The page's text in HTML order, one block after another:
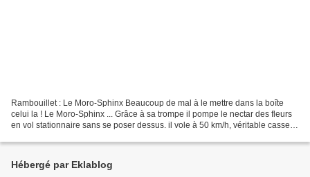
Rambouillet : Le Moro-Sphinx Beaucoup de mal à le mettre dans la boîte
celui la ! Le Moro-Sphinx ... Grâce à sa trompe il pompe le nectar des fleurs
en vol stationnaire sans se poser dessus. il vole à 50 km/h, véritable casse
Hébergé par Eklablog